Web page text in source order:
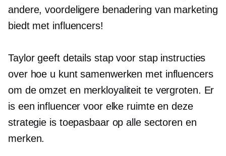
andere, voordeligere benadering van marketing
biedt met influencers!
Taylor geeft details stap voor stapinstructies
over hoe u kunt samenwerken met influencers
om de omzet en merkloyaliteit te vergroten. Er
is een influencer voor elke ruimte en deze
strategie is toepasbaar op alle sectoren en
merken.